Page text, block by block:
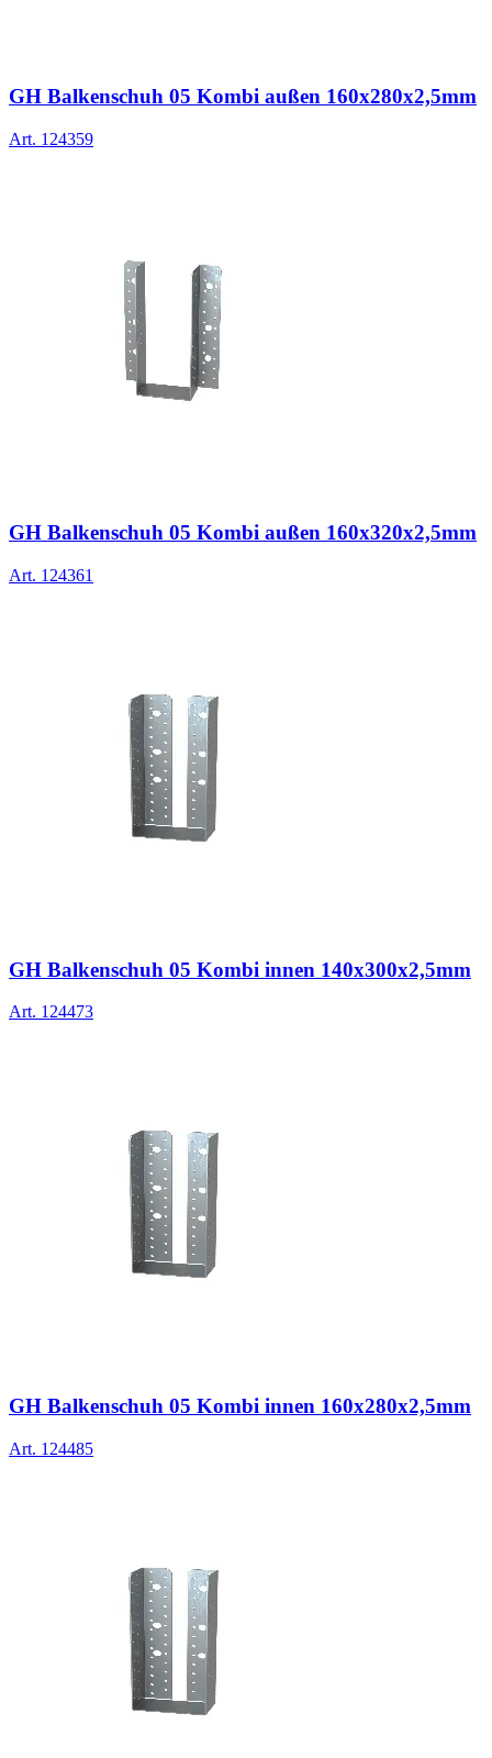
GH Balkenschuh 05 Kombi außen 160x280x2,5mm
Art. 124359
GH Balkenschuh 05 Kombi außen 160x320x2,5mm
Art. 124361
GH Balkenschuh 05 Kombi innen 140x300x2,5mm
Art. 124473
GH Balkenschuh 05 Kombi innen 160x280x2,5mm
Art. 124485